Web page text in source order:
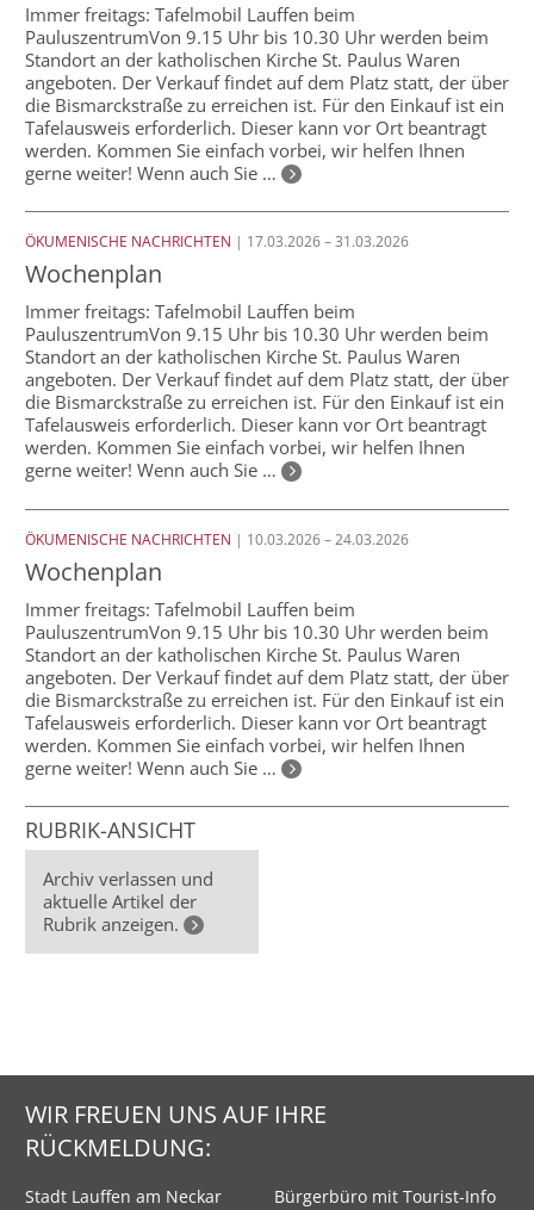
Immer freitags: Tafelmobil Lauffen beim
PauluszentrumVon 9.15 Uhr bis 10.30 Uhr werden beim
Standort an der katholischen Kirche St. Paulus Waren
angeboten. Der Verkauf findet auf dem Platz statt, der über
die Bismarckstraße zu erreichen ist. Für den Einkauf ist ein
Tafelausweis erforderlich. Dieser kann vor Ort beantragt
werden. Kommen Sie einfach vorbei, wir helfen Ihnen
gerne weiter! Wenn auch Sie …
ÖKUMENISCHE NACHRICHTEN | 17.03.2026 – 31.03.2026
Wochenplan
Immer freitags: Tafelmobil Lauffen beim
PauluszentrumVon 9.15 Uhr bis 10.30 Uhr werden beim
Standort an der katholischen Kirche St. Paulus Waren
angeboten. Der Verkauf findet auf dem Platz statt, der über
die Bismarckstraße zu erreichen ist. Für den Einkauf ist ein
Tafelausweis erforderlich. Dieser kann vor Ort beantragt
werden. Kommen Sie einfach vorbei, wir helfen Ihnen
gerne weiter! Wenn auch Sie …
ÖKUMENISCHE NACHRICHTEN | 10.03.2026 – 24.03.2026
Wochenplan
Immer freitags: Tafelmobil Lauffen beim
PauluszentrumVon 9.15 Uhr bis 10.30 Uhr werden beim
Standort an der katholischen Kirche St. Paulus Waren
angeboten. Der Verkauf findet auf dem Platz statt, der über
die Bismarckstraße zu erreichen ist. Für den Einkauf ist ein
Tafelausweis erforderlich. Dieser kann vor Ort beantragt
werden. Kommen Sie einfach vorbei, wir helfen Ihnen
gerne weiter! Wenn auch Sie …
RUBRIK-ANSICHT
Archiv verlassen und
aktuelle Artikel der
Rubrik anzeigen.
WIR FREUEN UNS AUF IHRE
RÜCKMELDUNG:
Stadt Lauffen am Neckar
Bürgerbüro mit Tourist-Info